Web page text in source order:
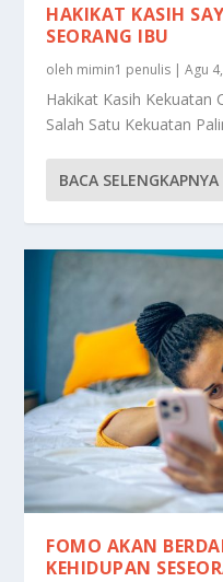
HAKIKAT KASIH
SEORANG IBU
oleh mimin1 penulis |Agu
Hakikat Kasih Kekuatan
Salah Satu Kekuatan
BACA SELENGKAPNYA
FOMO AKAN
KEHIDUPAN